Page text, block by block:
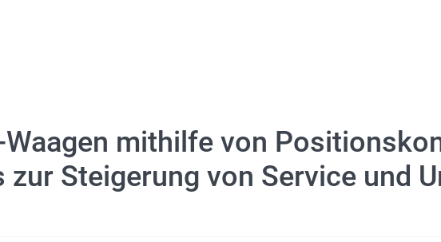
mithilfe von
Steigerung von Service und